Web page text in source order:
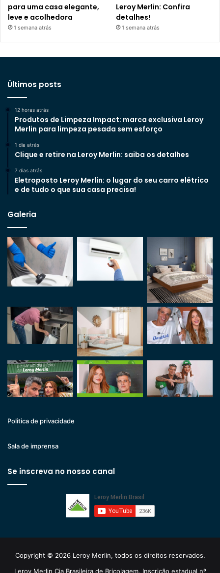
para uma casa elegante,
leve e acolhedora
1 semana atrás
Leroy Merlin: Confira
detalhes!
1 semana atrás
Últimos posts
12 horas atrás
Produtos de Limpeza Impact: marca exclusiva Leroy
Merlin para limpeza pesada sem esforço
1 dia atrás
Clique e retire na Leroy Merlin: saiba os detalhes
7 dias atrás
Eletroposto Leroy Merlin: o lugar do seu carro elétrico
e de tudo o que sua casa precisa!
Galeria
Politica de privacidade
Sala de imprensa
Se inscreva no nosso canal
Copyright © 2026 Leroy Merlin, todos os direitos reservados.
Leroy Merlin Cia Brasileira de Bricolagem. Inscrição estadual nº